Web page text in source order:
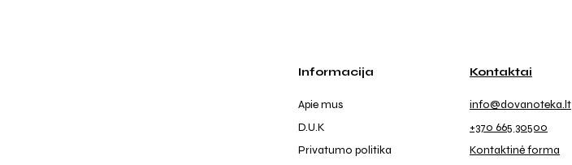
Informacija
Apie mus
D.U.K
Privatumo politika
Kontaktai
info@dovanoteka.lt
+370 665 30500
Kontaktinė forma